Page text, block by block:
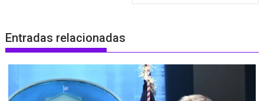
Entradas relacionadas